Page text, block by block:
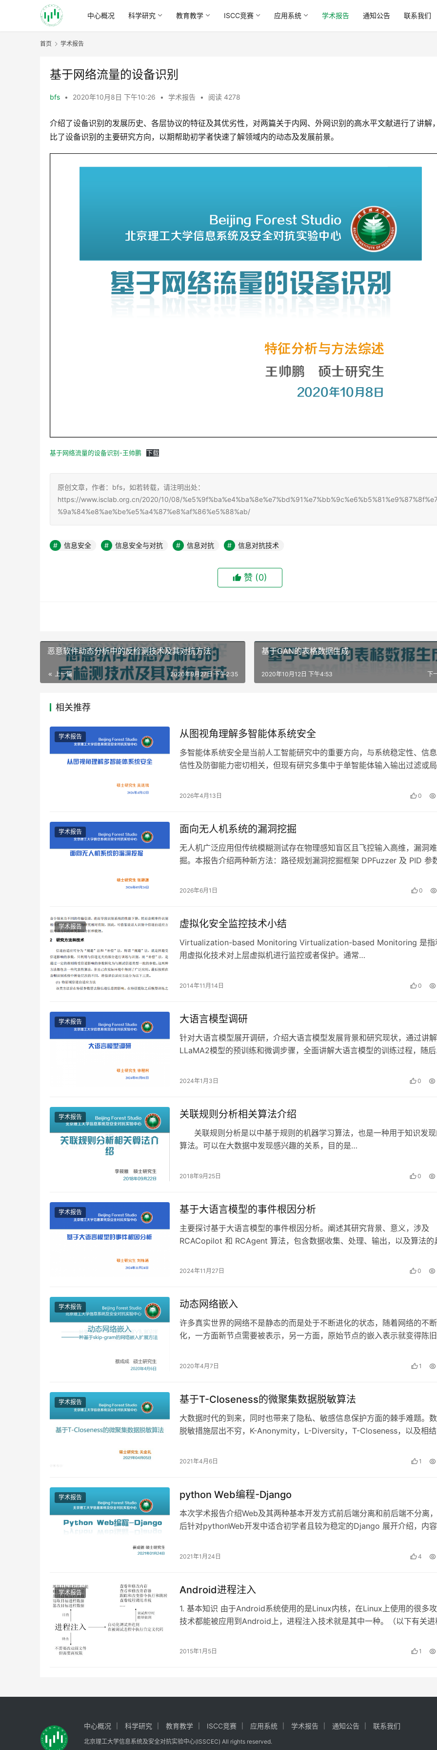
中心概况 科学研究 教育教学 ISCC竞赛 应用系统 学术报告 通知公告 联系我们
首页 学术报告
基于网络流量的设备识别
bfs • 2020年10月8日 下午10:26 • 学术报告 • 阅读 4278
介绍了设备识别的发展历史、各层协议的特征及其优劣性，对两篇关于内网、外网识别的高水平文献进行了讲解
比了设备识别的主要研究方向，以期帮助初学者快速了解领域内的动态及发展前景。
基于网络流量的设备识别-王帅鹏 下载
原创文章，作者：bfs，如若转载，请注明出处：
https://www.isclab.org.cn/2020/10/08/
%9a%84%e8%ae%be%e5%a4%87%e8%af%86%e5%88%ab/
信息安全 信息安全与对抗 信息对抗 信息对抗技术
赞 (0)
恶意软件动态分析中的反检测技术及其对抗方法
上一篇 2020年9月27日 下午2:35
基于GAN的表格数据生成
下
2020年10月12日 下午4:53
相关推荐
学术报告 从图视角理解多智能体系统安全
多智能体系统安全是当前人工智能研究中的重要方向，与系统稳定性、信
信性及防御能力密切相关，但现有研究多集中于单智能体输入输出过滤或
2026年4月13日 0
学术报告 面向无人机系统的漏洞挖掘
无人机广泛应用但传统模糊测试存在物理感知盲区且飞控输入高维，漏洞
掘。本报告介绍两种新方法：路径规划漏洞挖掘框架 DPFuzzer 及 PID 参
2026年6月1日 0
学术报告 虚拟化安全监控技术小结
Virtualization-based Monitoring Virtualization-based Monitoring 是指
用虚拟化技术对上层虚拟机进行监控或者保护。通常…
2014年11月14日 0
学术报告 大语言模型调研
针对大语言模型展开调研，介绍大语言模型发展背景和研究现状，通过讲解
LLaMA2模型的预训练和微调步骤，全面讲解大语言模型的训练过程，随
2024年1月3日 0
学术报告 关联规则分析相关算法介绍
关联规则分析是以中基于规则的机器学习算法，也是一种用于知识发
算法。可以在大数据中发现感兴趣的关系，目的是…
2018年9月25日 0
学术报告 基于大语言模型的事件根因分析
主要探讨基于大语言模型的事件根因分析。阐述其研究背景、意义，涉及
RCACopilot 和 RCAgent 算法，包含数据收集、处理、输出，以及算法的
2024年11月27日 0
学术报告 动态网络嵌入
许多真实世界的网络不是静态的而是处于不断进化的状态，随着网络的不
化，一方面新节点需要被表示，另一方面，原始节点的嵌入表示就变得陈
2020年4月7日 1
学术报告 基于T-Closeness的微聚集数据脱敏算法
大数据时代的到来，同时也带来了隐私、敏感信息保护方面的棘手难题。
脱敏措施层出不穷，K-Anonymity，L-Diversity，T-Closeness，以及相
2021年4月6日 1
学术报告 python Web编程-Django
本次学术报告介绍Web及其两种基本开发方式前后端分离和前后端不分离
后针对pythonWeb开发中适合初学者且较为稳定的Django 展开介绍，内
2021年1月24日 4
学术报告 Android进程注入
1. 基本知识 由于Android系统使用的是Linux内核，在Linux上使用的很多
技术都能被应用到Android上，进程注入技术就是其中一种。（以下有关进
2015年1月5日 1
中心概况 科学研究 教育教学 ISCC竞赛 应用系统 学术报告 通知公告 联系我们
北京理工大学信息系统及安全对抗实验中心(ISSCEC) All rights reserved.